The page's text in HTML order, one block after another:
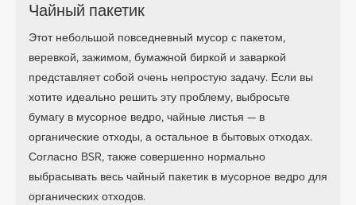
Чайный пакетик
Этот небольшой повседневный мусор с пакетом,
веревкой, зажимом, бумажной биркой и заваркой
представляет собой очень непростую задачу. Если вы
хотите идеально решить эту проблему, выбросьте
бумагу в мусорное ведро, чайные листья — в
органические отходы, а остальное в бытовых отходах.
Согласно BSR, также совершенно нормально
выбрасывать весь чайный пакетик в мусорное ведро для
органических отходов.